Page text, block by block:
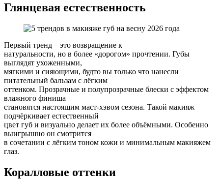
Глянцевая естественность
Первый тренд – это возвращение к
натуральности, но в более «дорогом» прочтении. Губы
выглядят ухоженными,
мягкими и сияющими, будто вы только что нанесли
питательный бальзам с лёгким
оттенком. Прозрачные и полупрозрачные блески с эффектом
влажного финиша
становятся настоящим маст-хэвом сезона. Такой макияж
подчёркивает естественный
цвет губ и визуально делает их более объёмными. Особенно
выигрышно он смотрится
в сочетании с лёгким тоном кожи и минимальным макияжем
глаз.
Коралловые оттенки